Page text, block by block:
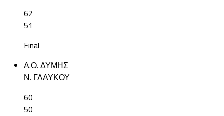
62
51
Final
Α.Ο. ΔΥΜΗΣ
Ν. ΓΛΑΥΚΟΥ
60
50